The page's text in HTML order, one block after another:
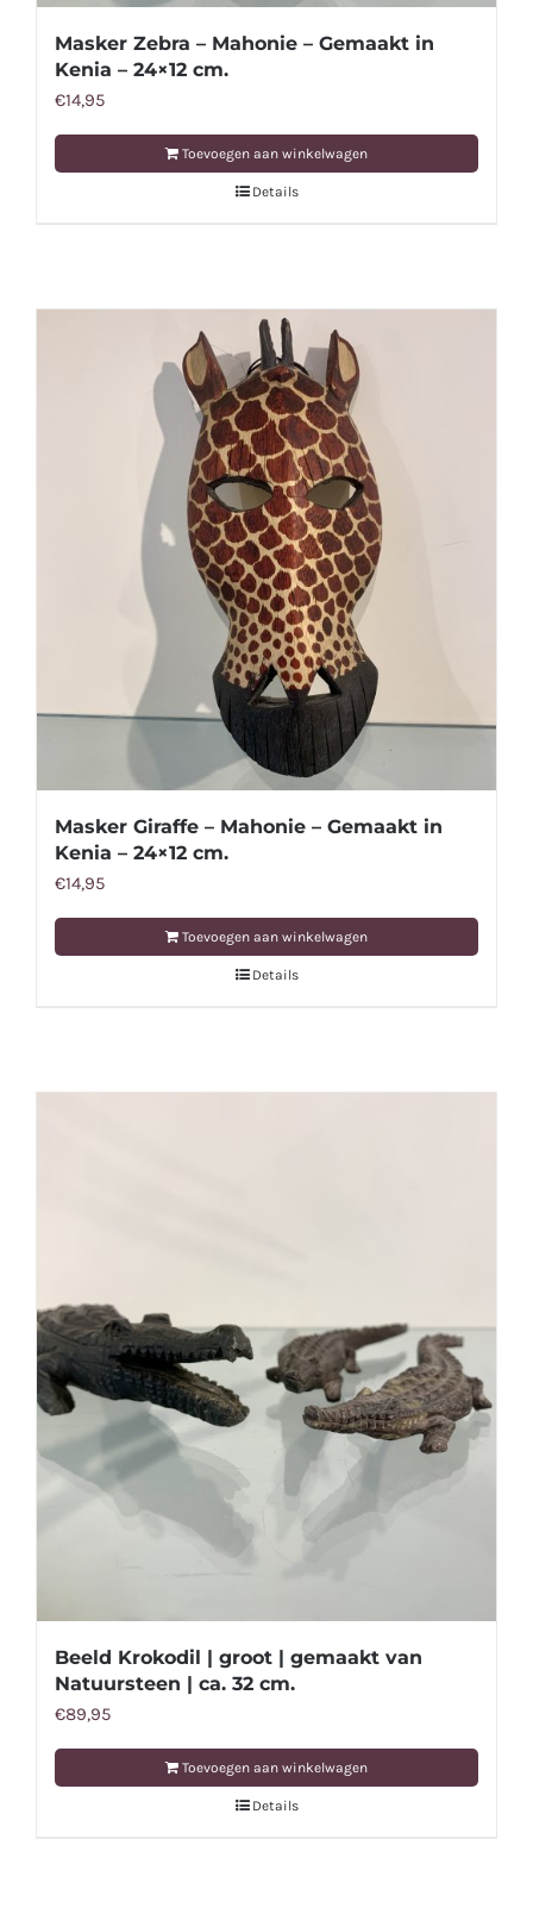
Masker Zebra – Mahonie – Gemaakt in
Kenia – 24×12 cm.
€14,95
Toevoegen aan winkelwagen
Details
Masker Giraffe – Mahonie – Gemaakt in
Kenia – 24×12 cm.
€14,95
Toevoegen aan winkelwagen
Details
Beeld Krokodil | groot | gemaakt van
Natuursteen | ca. 32 cm.
€89,95
Toevoegen aan winkelwagen
Details